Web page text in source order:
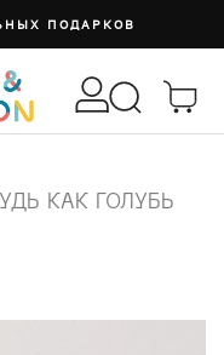
ИЗИ
КАК ГОЛУБЬ